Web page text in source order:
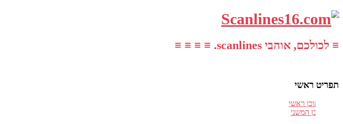
≡ לכולכם, אוהבי scanlines. ≡ ≡ ≡ ≡
תפריט ראשי
עבור לתוכן ראשי
דלג לתוכן המשני